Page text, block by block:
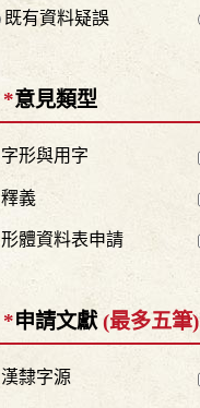
既有資料疑誤
*意見類型
字形與用字
釋義
形體資料表申請
*申請文獻(最多五筆)
漢隸字源